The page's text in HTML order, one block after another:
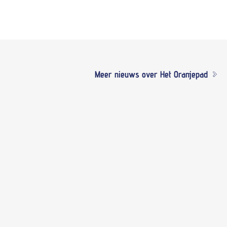
Meer nieuws over Het Oranjepad